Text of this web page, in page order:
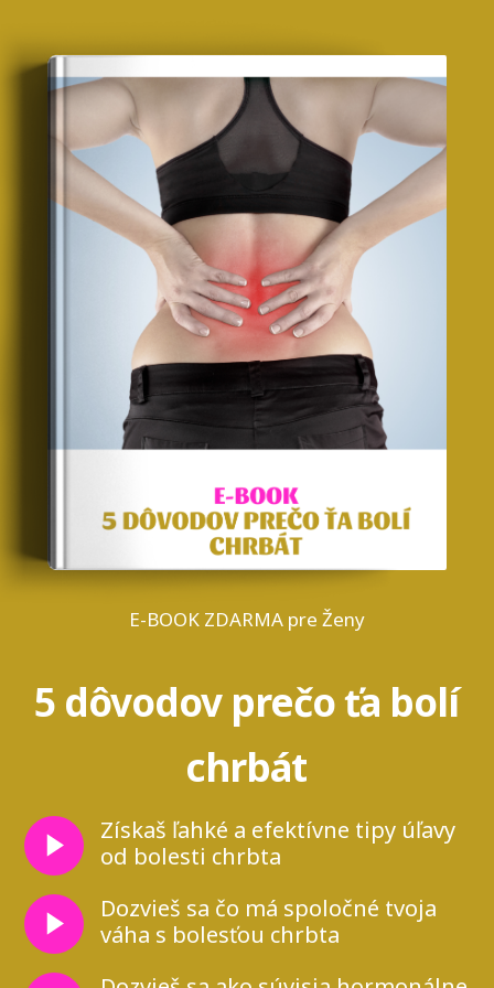
E-BOOK ZDARMA pre Ženy
5 dôvodov prečo ťa bolí
chrbát
Získaš ľahké a efektívne tipy úľavy
od bolesti chrbta
Dozvieš sa čo má spoločné tvoja
váha s bolesťou chrbta